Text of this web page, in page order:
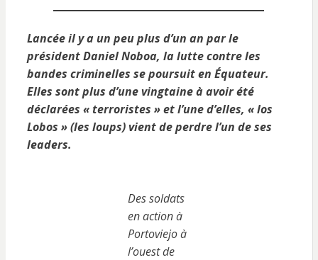
Lancée il y a un peu plus d’un an par le
président Daniel Noboa, la lutte contre les
bandes criminelles se poursuit en Équateur.
Elles sont plus d’une vingtaine à avoir été
déclarées « terroristes » et l’une d’elles, « los
Lobos » (les loups) vient de perdre l’un de ses
leaders.
Des soldats
en action à
Portoviejo à
l’ouest de